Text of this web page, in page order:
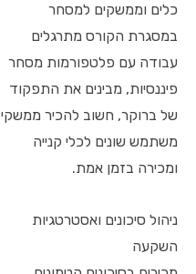
כלים וממשקים למסחר
במסגרת הקורס מתרגלים
עבודה עם פלטפורמות מסחר
פיננסיות, מבינים את התפקוד
של ברוקר, חשוב להכיר ממשקי
משתמש שונים לכלי קנייה
ומכירה בזמן אמת.
ניהול סיכונים ואסטרטגיות
השקעה